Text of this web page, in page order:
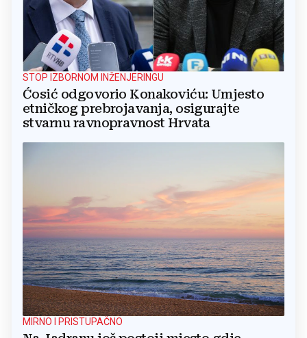
STOP IZBORNOM INŽENJERINGU
Ćosić odgovorio Konakoviću: Umjesto
etničkog prebrojavanja, osigurajte
stvarnu ravnopravnost Hrvata
MIRNO I PRISTUPAČNO